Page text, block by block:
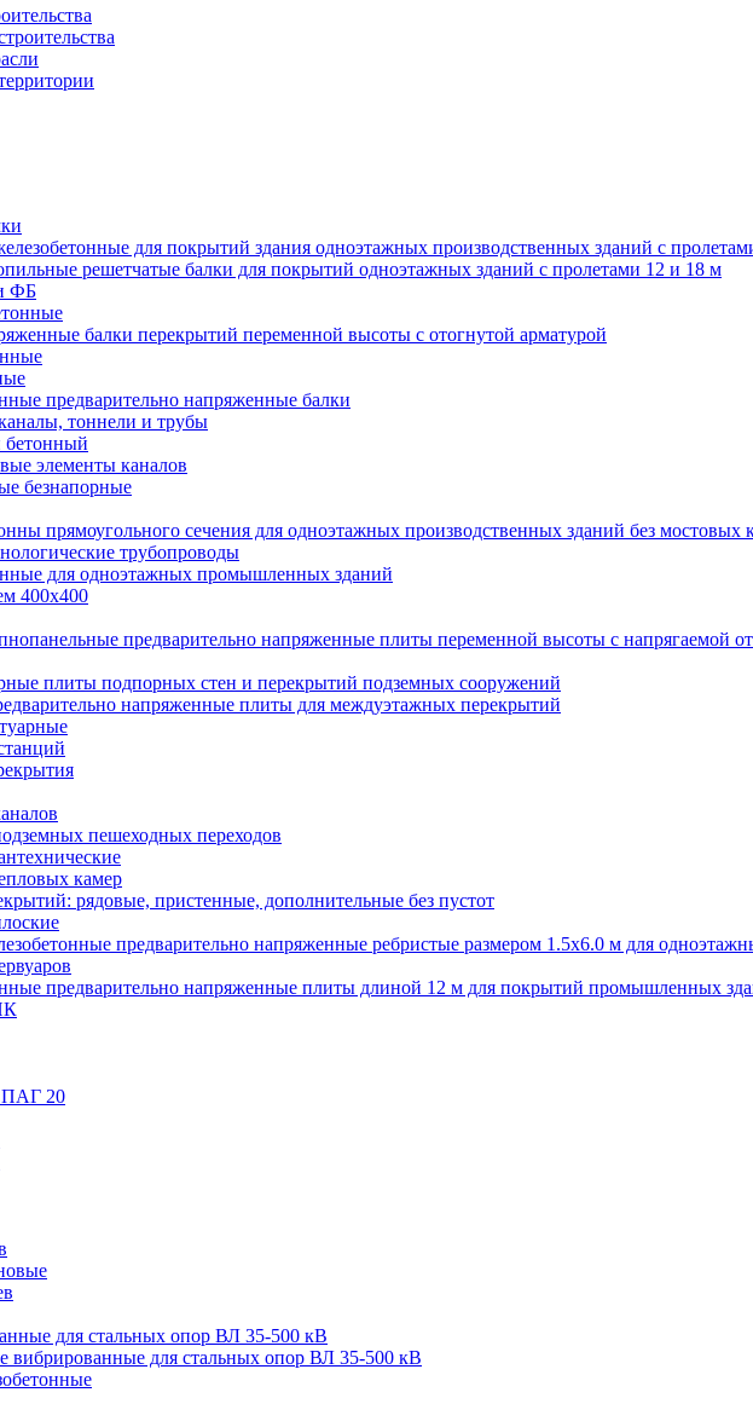
для покрытий здания одноэтажных производственных зданий с
решетчатые балки для покрытий одноэтажных зданий с пролетами 12 и 18 м
ФБ
балки перекрытий переменной высоты с отогнутой арматурой
предварительно напряженные балки
тоннели и трубы
бетонный
элементы каналов
безнапорные
прямоугольного сечения для одноэтажных производственных зданий без мостовых
трубопроводы
для одноэтажных промышленных зданий
400х400
предварительно напряженные плиты переменной высоты с напрягаемой
плиты подпорных стен и перекрытий подземных сооружений
напряженные плиты для междуэтажных перекрытий
пешеходных переходов
камер
рядовые, пристенные, дополнительные без пустот
предварительно напряженные ребристые размером 1.5х6.0 м для
предварительно напряженные плиты длиной 12 м для покрытий промышленных
ПАГ 20
для стальных опор ВЛ 35-500 кВ
вибрированные для стальных опор ВЛ 35-500 кВ